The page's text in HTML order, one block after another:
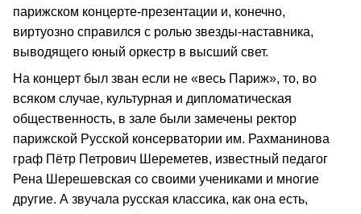
парижском концерте-презентации и, конечно,
виртуозно справился с ролью звезды-наставника,
выводящего юный оркестр в высший свет.
На концерт был зван если не «весь Париж», то, во
всяком случае, культурная и дипломатическая
общественность, в зале были замечены ректор
парижской Русской консерватории им. Рахманинова
граф Пётр Петрович Шереметев, известный педагог
Рена Шерешевская со своими учениками и многие
другие. А звучала русская классика, как она есть,